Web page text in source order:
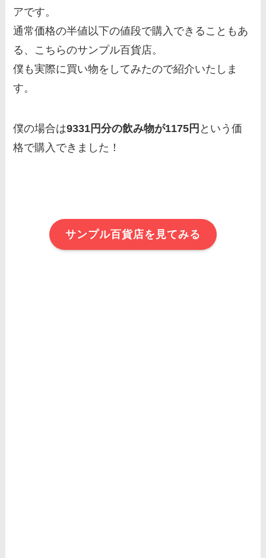
アです。
通常価格の半値以下の値段で購入できることもあ
る、こちらのサンプル百貨店。
僕も実際に買い物をしてみたので紹介いたしま
す。
僕の場合は9331円分の飲み物が1175円 という価
格で購入できました！
サンプル百貨店を見てみる